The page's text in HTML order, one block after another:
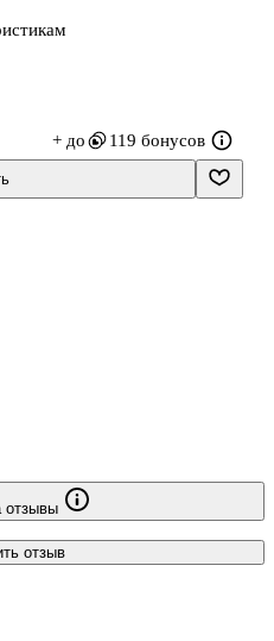
живший в 16 веке в Германии
биографии остаются
о загадочной смерти Фауста,
Под пером Иоганна
превратилась в великую
+ до 119 бонусов
отзывы
отзыв